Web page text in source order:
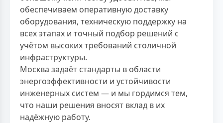
обеспечиваем оперативную доставку
оборудования, техническую поддержку на
всех этапах и точный подбор решений с
учётом высоких требований столичной
инфраструктуры.
Москва задаёт стандарты в области
энергоэффективности и устойчивости
инженерных систем — и мы гордимся тем,
что наши решения вносят вклад в их
надёжную работу.